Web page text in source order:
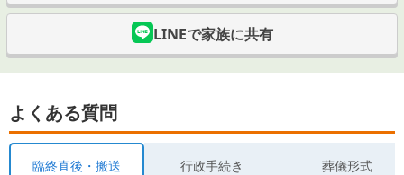
LINEで家族に共有
よくある質問
臨終直後・搬送 行政手続き 葬儀形式